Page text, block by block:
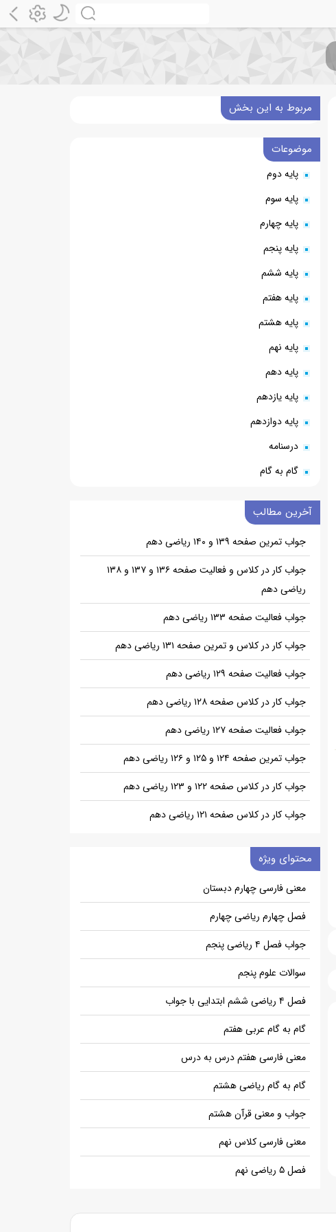
مربوط به این بخش
موضوعات
پایه دوم
پایه سوم
پایه چهارم
پایه پنجم
پایه ششم
پایه هفتم
پایه هشتم
پایه نهم
پایه دهم
پایه یازدهم
پایه دوازدهم
درسنامه
گام به گام
آخرین مطالب
جواب تمرین صفحه ۱۳۹ و ۱۴۰ ریاضی دهم
جواب کار در کلاس و فعالیت صفحه ۱۳۶ و ۱۳۷ و ۱۳۸
ریاضی دهم
جواب فعالیت صفحه ۱۳۳ ریاضی دهم
جواب کار در کلاس و تمرین صفحه ۱۳۱ ریاضی دهم
جواب فعالیت صفحه ۱۲۹ ریاضی دهم
جواب کار در کلاس صفحه ۱۲۸ ریاضی دهم
جواب فعالیت صفحه ۱۲۷ ریاضی دهم
جواب تمرین صفحه ۱۲۴ و ۱۲۵ و ۱۲۶ ریاضی دهم
جواب کار در کلاس صفحه ۱۲۲ و ۱۲۳ ریاضی دهم
جواب کار در کلاس صفحه ۱۲۱ ریاضی دهم
محتوای ویژه
معنی فارسی چهارم دبستان
فصل چهارم ریاضی چهارم
جواب فصل ۴ ریاضی پنجم
سوالات علوم پنجم
فصل ۴ ریاضی ششم ابتدایی با جواب
گام به گام عربی هفتم
معنی فارسی هفتم درس به درس
گام به گام ریاضی هشتم
جواب و معنی قرآن هشتم
معنی فارسی کلاس نهم
فصل ۵ ریاضی نهم